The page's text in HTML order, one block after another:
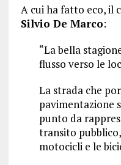
A cui ha fatto eco, il
Silvio De Marco:
“La bella
flusso verso le
La strada che
pavimentazione
punto da
transito
motocicli e le